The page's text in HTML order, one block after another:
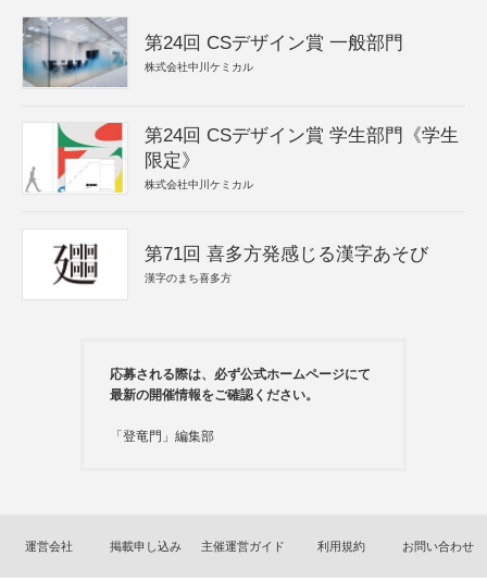
第24回 CSデザイン賞 一般部門
株式会社中川ケミカル
第24回 CSデザイン賞 学生部門《学生
限定》
株式会社中川ケミカル
第71回 喜多方発感じる漢字あそび
漢字のまち喜多方
応募される際は、必ず公式ホームページにて
最新の開催情報をご確認ください。
「登竜門」編集部
運営会社 掲載申し込み 主催運営ガイド 利用規約 お問い合わせ